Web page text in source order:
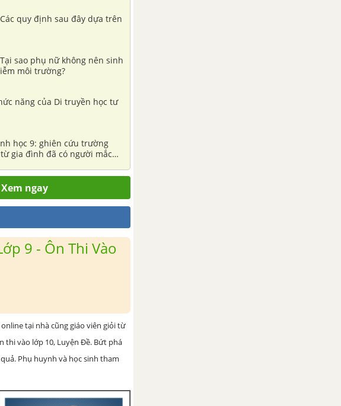
quy định sau đây dựa trên
sao phụ nữ không nên sinh
môi trường?
năng của Di truyền học tư
gia đình đã có người mắc
ngay
9 - Ôn Thi Vào
online tại nhà cũng giáo viên giỏi từ
thi vào lớp 10, Luyện Đề. Bứt phá
Phụ huynh và học sinh tham